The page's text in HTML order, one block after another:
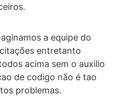
a equipe do
entretanto
acima sem o auxilio
de codigo não é tao
problemas.